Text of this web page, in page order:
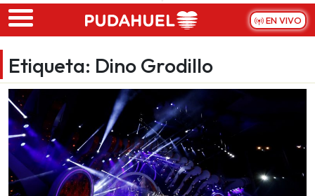
Skip to main content
EN VIVO
Etiqueta: Dino Grodillo